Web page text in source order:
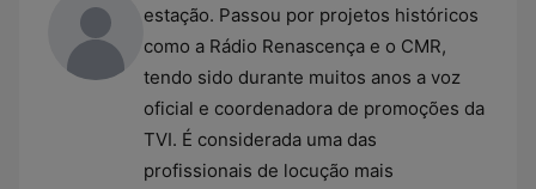
estação. Passou por projetos históricos
como a Rádio Renascença e o CMR,
tendo sido durante muitos anos a voz
oficial e coordenadora de promoções da
TVI. É considerada uma das
profissionais de locução mais